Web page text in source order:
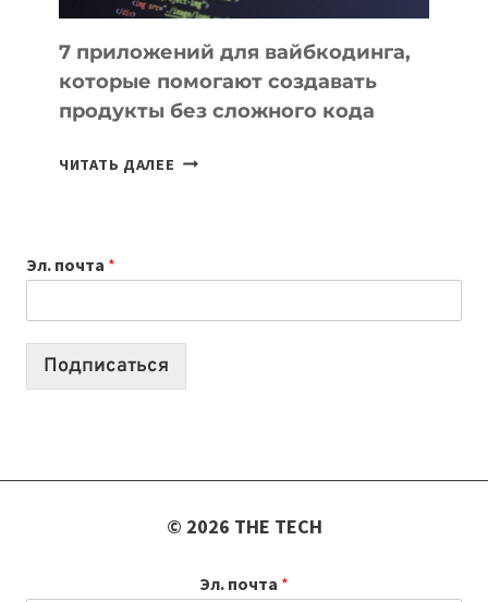
7 приложений для вайбкодинга,
которые помогают создавать
продукты без сложного кода
ЧИТАТЬ ДАЛЕЕ 7
СОЗДАВАТЬ
ПРОДУКТЫ
Эл. почта *
Подписаться
© 2026 THE TECH
Эл. почта *